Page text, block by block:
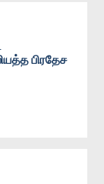
பிரதேச